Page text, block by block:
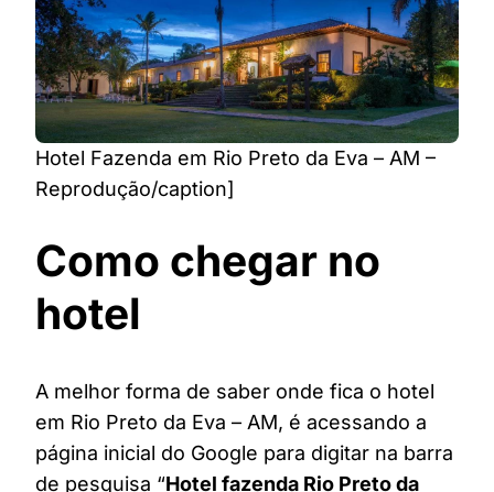
Hotel Fazenda em Rio Preto da Eva – AM –
Reprodução/caption]
Como chegar no
hotel
A melhor forma de saber onde fica o hotel
em Rio Preto da Eva – AM, é acessando a
página inicial do Google para digitar na barra
de pesquisa “Hotel fazenda Rio Preto da